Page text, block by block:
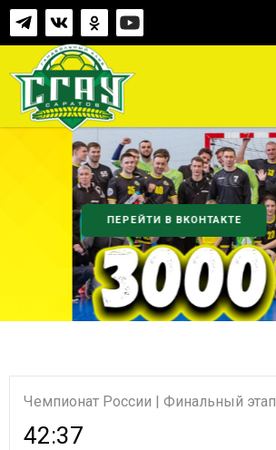
ПЕРЕЙТИ В ВКОНТАКТЕ
Чемпионат России | Финальный этап
42:37